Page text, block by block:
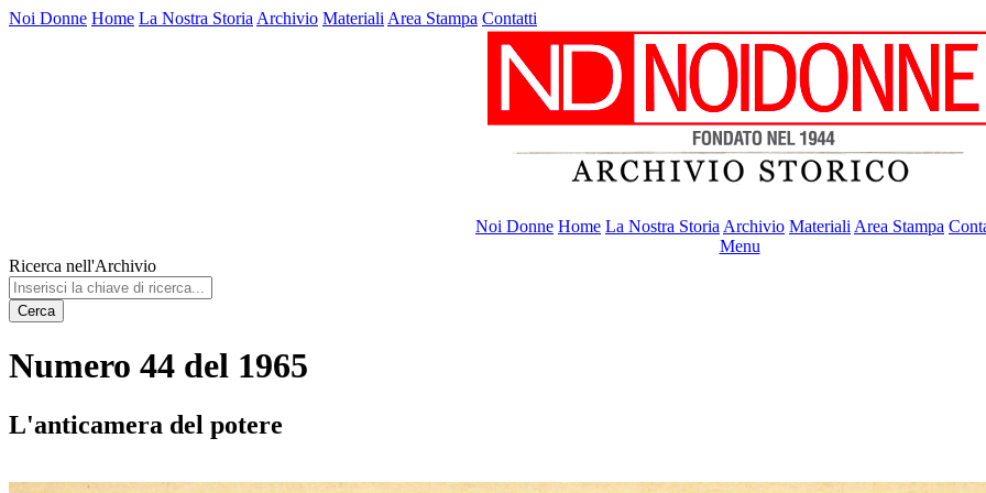
Noi Donne Home La Nostra Storia Archivio Materiali Area Stampa Contatti
Noi Donne Home La Nostra Storia Archivio Materiali Area Stampa
Menu
Ricerca nell'Archivio
Cerca
Numero 44 del 1965
L'anticamera del potere